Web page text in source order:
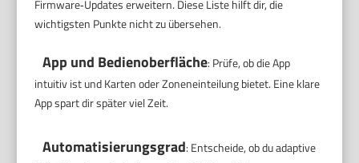
Firmware‑Updates erweitern. Diese Liste hilft dir, die
wichtigsten Punkte nicht zu übersehen.
App und Bedienoberfläche: Prüfe, ob die App
intuitiv ist und Karten oder Zoneneinteilung bietet. Eine klare
App spart dir später viel Zeit.
Automatisierungsgrad: Entscheide, ob du adaptive